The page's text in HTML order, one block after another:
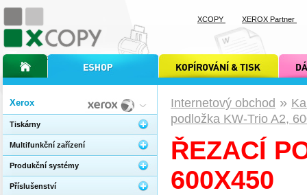
Internetový obchod »
podložka KW-Trio A2,
ŘEZACÍ
600X450
Xerox
Tiskárny
Multifunkční zařízení
Produkční systémy
Příslušenství
úvodní stránka xcopyinternetový obchod xcopy kopírování a tisk xcopy dárkové
XCOPY XEROX Partner